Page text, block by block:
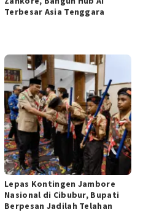
Terbesar Asia Tenggara
Lepas Kontingen Jambore
Nasional di Cibubur, Bupati
Berpesan Jadilah Telahan